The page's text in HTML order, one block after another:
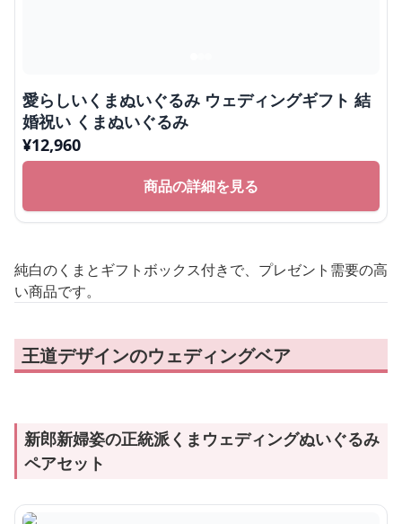
愛らしいくまぬいぐるみ ウェディングギフト 結
婚祝い くまぬいぐるみ
¥12,960
商品の詳細を見る
純白のくまとギフトボックス付きで、プレゼント需要の高
い商品です。
王道デザインのウェディングベア
新郎新婦姿の正統派くまウェディングぬいぐるみ
ペアセット